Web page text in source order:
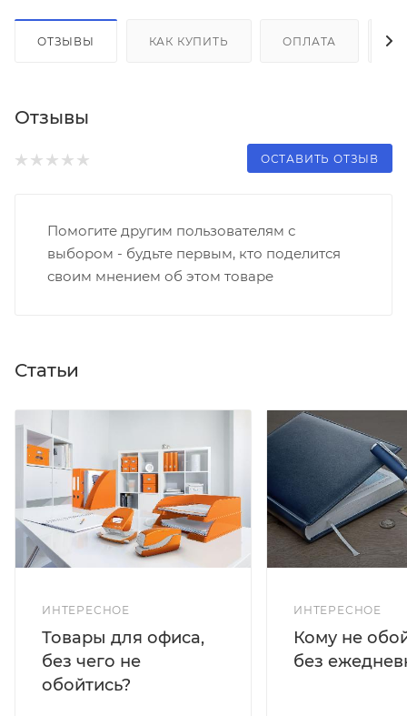
ОТЗЫВЫ КАК КУПИТЬ ОПЛАТА
Отзывы
ОСТАВИТЬ ОТЗЫВ
Помогите другим пользователям с
выбором - будьте первым, кто поделится
своим мнением об этом товаре
Статьи
ИНТЕРЕСНОЕ
Товары для офиса,
без чего не
обойтись?
ИНТЕРЕСНОЕ
Кому не
без